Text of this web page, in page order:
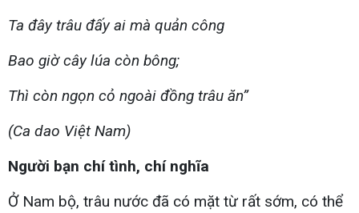
Ta đây trâu đấy ai mà quản công
Bao giờ cây lúa còn bông;
Thì còn ngọn cỏ ngoài đồng trâu ăn”
(Ca dao Việt Nam)
Người bạn chí tình, chí nghĩa
Ở Nam bộ, trâu nước đã có mặt từ rất sớm, có thể